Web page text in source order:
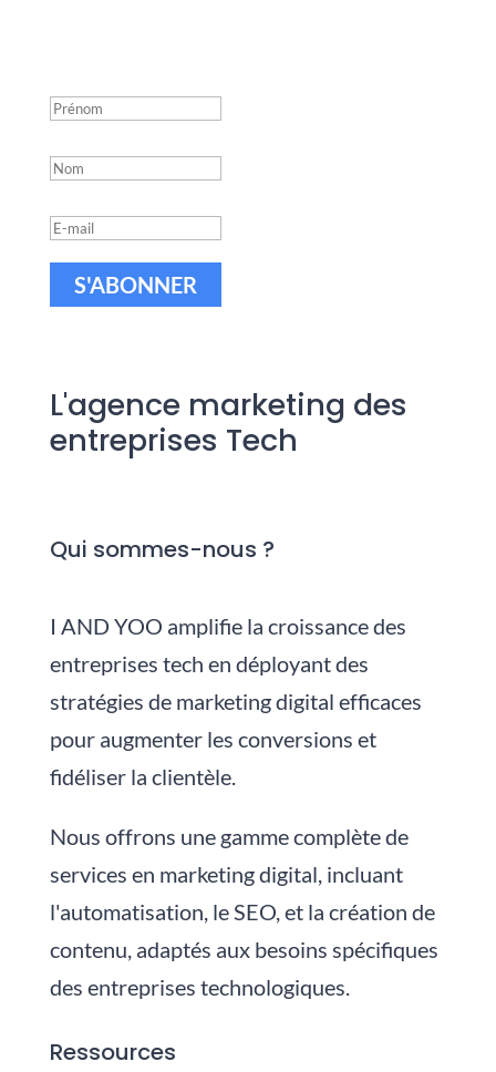
S'ABONNER
L'agence marketing des
entreprises Tech
Qui sommes-nous ?
I AND YOO amplifie la croissance des
entreprises tech en déployant des
stratégies de marketing digital efficaces
pour augmenter les conversions et
fidéliser la clientèle.
Nous offrons une gamme complète de
services en marketing digital, incluant
l'automatisation, le SEO, et la création de
contenu, adaptés aux besoins spécifiques
des entreprises technologiques.
Ressources